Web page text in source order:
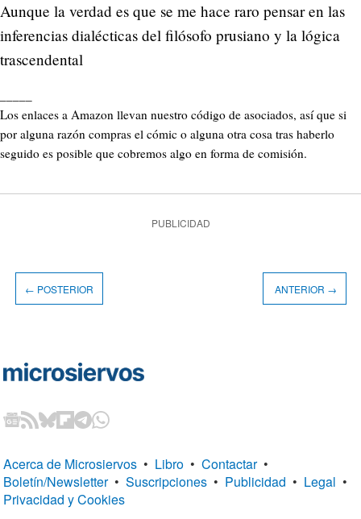
Aunque la verdad es que se me hace raro pensar en las
inferencias dialécticas del filósofo prusiano y la lógica
trascendental
Los enlaces a Amazon llevan nuestro código de asociados, así que si
por alguna razón compras el cómic o alguna otra cosa tras haberlo
seguido es posible que cobremos algo en forma de comisión.
PUBLICIDAD
← POSTERIOR ANTERIOR →
Acerca de Microsiervos • Libro • Contactar •
Boletín/Newsletter • Suscripciones • Publicidad • Legal •
Privacidad y Cookies